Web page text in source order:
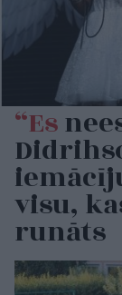
“Es
visu,
runāts